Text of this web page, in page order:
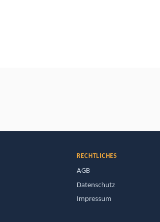
RECHTLICHES
AGB
Datenschutz
Impressum